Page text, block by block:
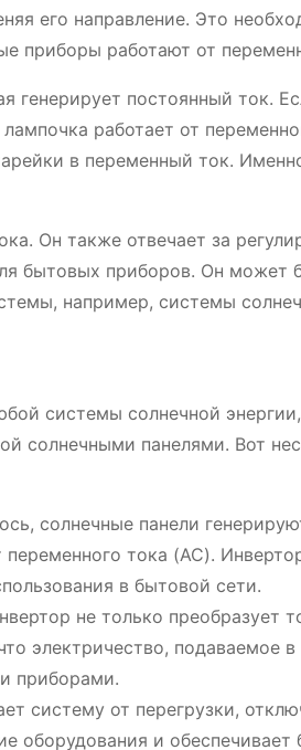
его направление. Это
приборы работают от
генерирует постоянный ток.
работает от
в переменный ток.
Он также отвечает за
бытовых приборов. Он может
например, системы
системы солнечной
солнечными панелями. Вот
солнечные панели
тока (AC).
в бытовой сети.
не только преобразует
электричество, подаваемое
приборами.
систему от перегрузки,
оборудования и обеспечивает